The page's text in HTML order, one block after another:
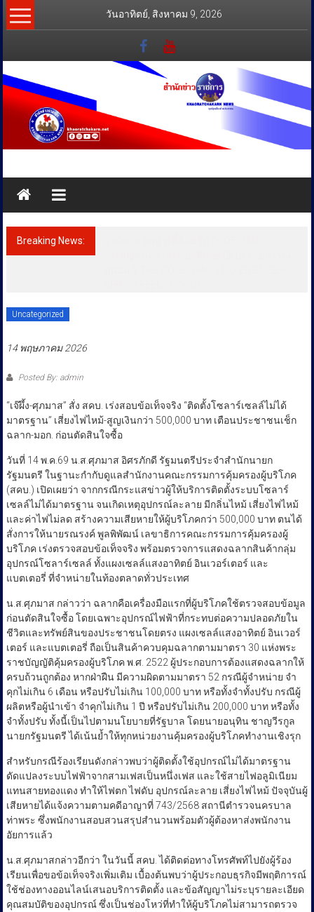
Skip
to
วันอาทิตย์, สิงหาคม 9, 2026
สำนัก
ข่าว
ราชการ
ทุกข์
ข้าง
ประชาชน
Breaking News:
Uncategorized
14 พฤษภาคม 2026
Posted By: admin
“เจ๊ผึ้ง-ศุภมาส” สั่ง สคบ. เร่งสอบข้อเท็จจริง “ติดตั้งโซลาร์เซลล์ไม่ได้
มาตรฐาน” เสี่ยงไฟไหม้-สูญเงินกว่า 500,000 บาท เตือนประชาชนเช็ก
ฉลาก-มอก. ก่อนตัดสินใจซื้อ
วันที่ 14 พ.ค.69 น.ส.ศุภมาส อิศรภักดี รัฐมนตรีประจำสำนักนายก
รัฐมนตรี ในฐานะกำกับดูแลสำนักงานคณะกรรมการคุ้มครองผู้บริโภค
(สคบ.) เปิดเผยว่า จากกรณีกระแสข่าวผู้ให้บริการติดตั้งระบบโซลาร์
เซลล์ไม่ได้มาตรฐาน จนเกิดเหตุอุปกรณ์ละลาย มีกลิ่นไหม้ เสี่ยงไฟไหม้
และค่าไฟไม่ลด สร้างความเสียหายให้ผู้บริโภคกว่า 500,000 บาท ตนได้
สั่งการให้นายรณรงค์ พูลพิพัฒน์ เลขาธิการคณะกรรมการคุ้มครองผู้
บริโภค เร่งตรวจสอบข้อเท็จจริง พร้อมตรวจการแสดงฉลากสินค้ากลุ่ม
อุปกรณ์โซลาร์เซลล์ ทั้งแผงเซลล์แสงอาทิตย์ อินเวอร์เตอร์ และ
แบตเตอรี่ ที่จำหน่ายในท้องตลาดทั่วประเทศ
น.ส.ศุภมาส กล่าวว่า ฉลากคือเครื่องมือแรกที่ผู้บริโภคใช้ตรวจสอบข้อมูล
ก่อนตัดสินใจซื้อ โดยเฉพาะอุปกรณ์ไฟฟ้าที่กระทบต่อความปลอดภัยใน
ชีวิตและทรัพย์สินของประชาชนโดยตรง แผงเซลล์แสงอาทิตย์ อินเวอร์
เตอร์ และแบตเตอรี่ ถือเป็นสินค้าควบคุมฉลากตามมาตรา 30 แห่งพระ
ราชบัญญัติคุ้มครองผู้บริโภค พ.ศ. 2522 ผู้ประกอบการต้องแสดงฉลากให้
ครบถ้วนถูกต้อง หากฝ่าฝืน มีความผิดตามมาตรา 52 กรณีผู้จำหน่าย จำ
คุกไม่เกิน 6 เดือน หรือปรับไม่เกิน 100,000 บาท หรือทั้งจำทั้งปรับ กรณีผู้
ผลิตหรือผู้นำเข้า จำคุกไม่เกิน 1 ปี หรือปรับไม่เกิน 200,000 บาท หรือทั้ง
จำทั้งปรับ ทั้งนี้เป็นไปตามนโยบายที่รัฐบาล โดยนายอนุทิน ชาญวีรกูล
นายกรัฐมนตรี ได้เน้นย้ำให้ทุกหน่วยงานคุ้มครองผู้บริโภคทำงานเชิงรุก
สำหรับกรณีร้องเรียนดังกล่าวพบว่าผู้ติดตั้งใช้อุปกรณ์ไม่ได้มาตรฐาน
ดัดแปลงระบบไฟฟ้าจากสามเฟสเป็นหนึ่งเฟส และใช้สายไฟอลูมิเนียม
แทนสายทองแดง ทำให้ไฟตก ไฟดับ อุปกรณ์ละลาย เสี่ยงไฟไหม้ ปัจจุบันผู้
เสียหายได้แจ้งความตามคดีอาญาที่ 743/2568 สถานีตำรวจนครบาล
ท่าพระ ซึ่งพนักงานสอบสวนสรุปสำนวนพร้อมตัวผู้ต้องหาส่งพนักงาน
อัยการแล้ว
น.ส.ศุภมาสกล่าวอีกว่า ในวันนี้ สคบ. ได้ติดต่อทางโทรศัพท์ไปยังผู้ร้อง
เรียนเพื่อขอข้อเท็จจริงเพิ่มเติม เบื้องต้นพบว่าผู้ประกอบธุรกิจมีพฤติการณ์
ใช้ช่องทางออนไลน์เสนอบริการติดตั้ง และข้อสัญญาไม่ระบุรายละเอียด
คุณสมบัติของอุปกรณ์ ซึ่งเป็นช่องโหว่ที่ทำให้ผู้บริโภคไม่สามารถตรวจ